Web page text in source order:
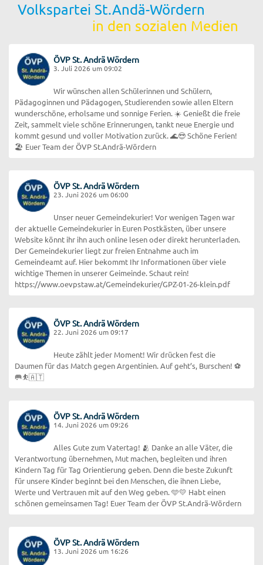
Volkspartei St.Andä-Wördern
in den sozialen Medien
ÖVP St. Andrä Wördern
3. Juli 2026 um 09:02
Wir wünschen allen Schülerinnen und Schülern,
Pädagoginnen und Pädagogen, Studierenden sowie allen Eltern
wunderschöne, erholsame und sonnige Ferien. ☀️ Genießt die freie
Zeit, sammelt viele schöne Erinnerungen, tankt neue Energie und
kommt gesund und voller Motivation zurück. 🌊😎 Schöne Ferien!
🏖️ Euer Team der ÖVP St.Andrä-Wördern
ÖVP St. Andrä Wördern
23. Juni 2026 um 06:00
Unser neuer Gemeindekurier! Vor wenigen Tagen war
der aktuelle Gemeindekurier in Euren Postkästen, über unsere
Website könnt ihr ihn auch online lesen oder direkt herunterladen.
Der Gemeindekurier liegt zur freien Entnahme auch im
Gemeindeamt auf. Hier bekommt Ihr Informationen über viele
wichtige Themen in unserer Geimeinde. Schaut rein!
https://www.oevpstaw.at/Gemeindekurier/GPZ-01-26-klein.pdf
ÖVP St. Andrä Wördern
22. Juni 2026 um 09:17
Heute zählt jeder Moment! Wir drücken fest die
Daumen für das Match gegen Argentinien. Auf geht’s, Burschen! ⚽
🥅⛹️🇦🇹
ÖVP St. Andrä Wördern
14. Juni 2026 um 09:26
Alles Gute zum Vatertag! 🫂 Danke an alle Väter, die
Verantwortung übernehmen, Mut machen, begleiten und ihren
Kindern Tag für Tag Orientierung geben. Denn die beste Zukunft
für unsere Kinder beginnt bei den Menschen, die ihnen Liebe,
Werte und Vertrauen mit auf den Weg geben. 🩵💛 Habt einen
schönen gemeinsamen Tag! Euer Team der ÖVP St.Andrä-Wördern
ÖVP St. Andrä Wördern
13. Juni 2026 um 16:26